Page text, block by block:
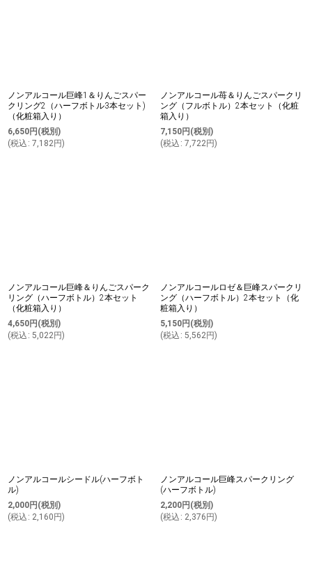
ノンアルコール巨峰1＆りんごスパー
クリング2（ハーフボトル3本セット)
（化粧箱入り）
6,650円 (税別)
(税込 : 7,182円)
ノンアルコール苺＆りんごスパークリ
ング（フルボトル）2本セット（化粧
箱入り）
7,150円 (税別)
(税込 : 7,722円)
ノンアルコール巨峰＆りんごスパーク
リング（ハーフボトル）2本セット
（化粧箱入り）
4,650円 (税別)
(税込 : 5,022円)
ノンアルコールロゼ＆巨峰スパークリ
ング（ハーフボトル）2本セット（化
粧箱入り）
5,150円 (税別)
(税込 : 5,562円)
ノンアルコールシードル(ハーフボト
ル)
2,000円 (税別)
(税込 : 2,160 円)
ノンアルコール巨峰スパークリング
(ハーフボトル)
2,200円 (税別)
(税込 : 2,376 円)